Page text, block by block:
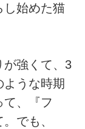
し始めた猫
が強くて、3
うな時期
て、『フ
でも、